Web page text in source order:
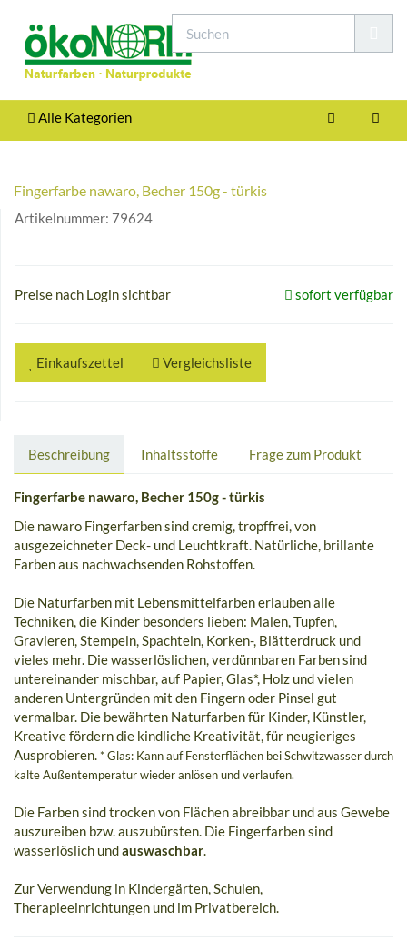
Alle Kategorien
Fingerfarbe nawaro, Becher 150g - türkis
Artikelnummer: 79624
Preise nach Login sichtbar sofort verfügbar
Einkaufszettel Vergleichsliste
Beschreibung Inhaltsstoffe Frage zum Produkt
Fingerfarbe nawaro, Becher 150g - türkis
Die nawaro Fingerfarben sind cremig, tropffrei, von
ausgezeichneter Deck- und Leuchtkraft. Natürliche, brillante
Farben aus nachwachsenden Rohstoffen.
Die Naturfarben mit Lebensmittelfarben erlauben alle
Techniken, die Kinder besonders lieben: Malen, Tupfen,
Gravieren, Stempeln, Spachteln, Korken-, Blätterdruck und
vieles mehr. Die wasserlöslichen, verdünnbaren Farben sind
untereinander mischbar, auf Papier, Glas*, Holz und vielen
anderen Untergründen mit den Fingern oder Pinsel gut
vermalbar. Die bewährten Naturfarben für Kinder, Künstler,
Kreative fördern die kindliche Kreativität, für neugieriges
Ausprobieren. * Glas: Kann auf Fensterflächen bei Schwitzwasser durch
kalte Außentemperatur wieder anlösen und verlaufen.
Die Farben sind trocken von Flächen abreibbar und aus Gewebe
auszureiben bzw. auszubürsten. Die Fingerfarben sind
wasserlöslich undauswaschbar
Zur Verwendung in Kindergärten, Schulen,
Therapieeinrichtungen und im Privatbereich.